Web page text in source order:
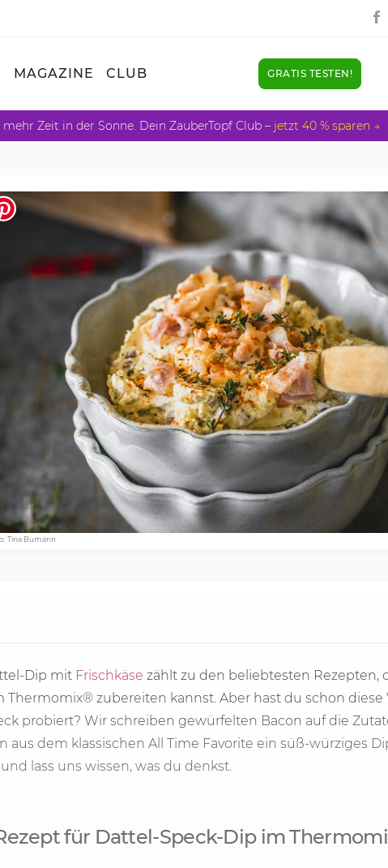
MAGAZINE CLUB GRATIS TESTEN!
Zeit in der Sonne. Dein ZauberTopf Club – jetzt 40 % sparen →
Tina Bumann
Dip mit Frischkäse zählt zu den beliebtesten Rezepten,
Thermomix® zubereiten kannst. Aber hast du schon diese
probiert? Wir schreiben gewürfelten Bacon auf die
aus dem klassischen All Time Favorite ein süß-würziges
lass uns wissen, was du denkst.
für Dattel-Speck-Dip im